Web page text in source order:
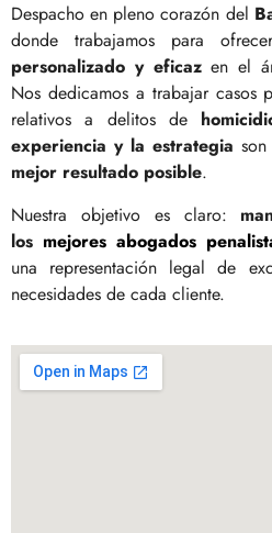
Despacho en pleno corazón del
donde trabajamos para
personalizado y eficazen el
Nos dedicamos a trabajar casos
relativos a delitos de
experiencia y la estrategia
mejor resultado posible.
Nuestra objetivo es claro:
los mejores abogados
una representación legal de
necesidades de cada cliente.